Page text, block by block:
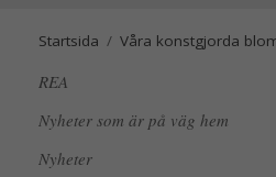
Startsida / Våra konstgjorda
REA
Nyheter som är på väg hem
Nyheter